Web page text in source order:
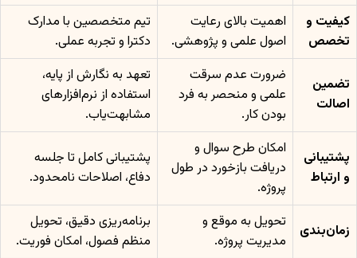
کیفیت و
تخصص
اهمیت بالای رعایت
اصول علمی و پژوهشی.
تیم متخصصین با مدارک
دکترا و تجربه عملی.
تضمین
اصالت
ضرورت عدم سرقت
علمی و منحصر به فرد
بودن کار.
تعهد به نگارش از پایه،
استفاده از نرم‌افزارهای
مشابهت‌یاب.
پشتیبانی
و ارتباط
امکان طرح سوال و
دریافت بازخورد در طول
پروژه.
پشتیبانی کامل تا جلسه
دفاع، اصلاحات نامحدود.
زمان‌بندی
تحویل به موقع و
مدیریت پروژه.
برنامه‌ریزی دقیق، تحویل
منظم فصول، امکان فوریت.